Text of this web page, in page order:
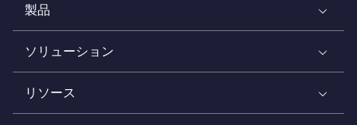
製品
ソリューション
リソース